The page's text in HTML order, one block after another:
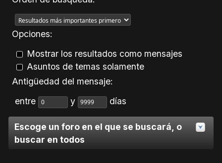
Opciones:
Mostrar los resultados como mensajes
Asuntos de temas solamente
Antigüedad del mensaje:
entre
y días
Escoge un foro en el que se buscará, o
buscar en todos